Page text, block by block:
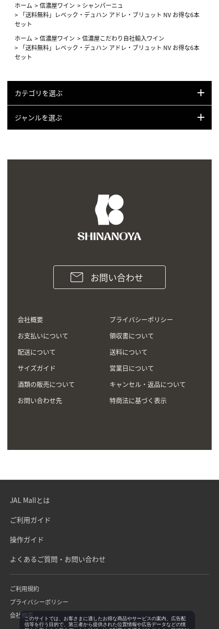
ホーム >信濃屋ワイン > シャンパーニュ
> 「送料無料」レベック・デュハン アドレ・ブリュット NV お得な6本
セット
ホーム >信濃屋ワイン >信濃屋こだわり自社輸入ワイン
> 「送料無料」レベック・デュハン アドレ・ブリュット NV お得な6本
セット
カテゴリを選ぶ
ジャンルを選ぶ
お問い合わせ
会社概要
プライバシーポリシー
お支払いについて
領収書について
配送について
送料について
サイズガイド
営業日について
酒類の販売について
キャンセル・返品について
お問い合わせ先
特商法に基づく表示
JAL Mallとは
ご利用ガイド
操作ガイド
よくあるご質問・お問い合わせ
ご利用規約
プライバシーポリシー
会社概要このサイトでは、お客さまに適したお得な商品やサービスの案内、広告配
信等を行う目的で、第三者から提供された位置情報や広告データなどの情